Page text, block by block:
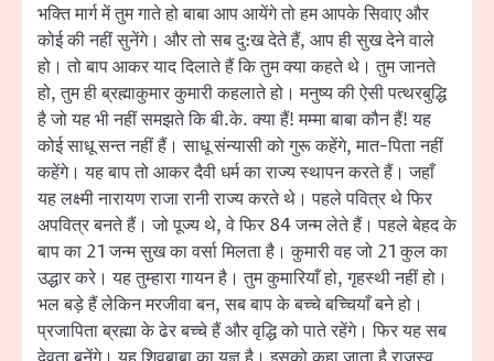
भक्ति मार्ग में तुम गाते हो बाबा आप आयेंगे तो हम आपके सिवाए और
कोई की नहीं सुनेंगे। और तो सब दु:ख देते हैं, आप ही सुख देने वाले
हो। तो बाप आकर याद दिलाते हैं कि तुम क्या कहते थे। तुम जानते
हो, तुम ही ब्रह्माकुमार कुमारी कहलाते हो। मनुष्य की ऐसी पत्थरबुद्धि
है जो यह भी नहीं समझते कि बी.के. क्या हैं! मम्मा बाबा कौन हैं! यह
कोई साधू सन्त नहीं हैं। साधू संन्यासी को गुरू कहेंगे, मात-पिता नहीं
कहेंगे। यह बाप तो आकर दैवी धर्म का राज्य स्थापन करते हैं। जहाँ
यह लक्ष्मी नारायण राजा रानी राज्य करते थे। पहले पवित्र थे फिर
अपवित्र बनते हैं। जो पूज्य थे, वे फिर 84 जन्म लेते हैं। पहले बेहद के
बाप का 21 जन्म सुख का वर्सा मिलता है। कुमारी वह जो 21 कुल का
उद्धार करे। यह तुम्हारा गायन है। तुम कुमारियाँ हो, गृहस्थी नहीं हो।
भल बड़े हैं लेकिन मरजीवा बन, सब बाप के बच्चे बच्चियाँ बने हो।
प्रजापिता ब्रह्मा के ढेर बच्चे हैं और वृद्धि को पाते रहेंगे। फिर यह सब